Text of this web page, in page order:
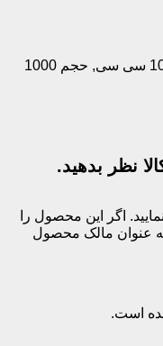
,
حجم 1000
نظر بدهید.
اگر این محصول را
به عنوان مالک محصول
است.